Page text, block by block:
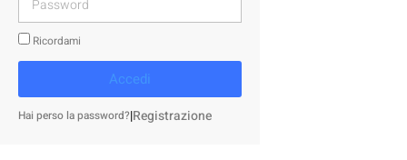
Ricordami
Accedi
Hai perso la password?|Registrazione